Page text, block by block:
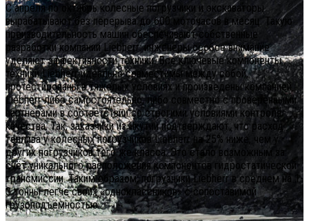
С апреля по октябрь колесные погрузчики и экскаваторы
вырабатывают без перерыва до 600 моточасов в месяц. Такую
производительность машин обеспечивают собственные
разработки компании Liebherr: инженеры особое внимание
уделяют эффективности техники. Все ключевые компоненты
техники Liebherr идеально совместимы между собой,
протестированы в тяжелых условиях и произведены компанией
Liebherr либо самостоятельно, либо совместно с проверенными
партнерами в соответствии со строгими условиями контроля
качества. Так, заказчики из Якутии подтверждают, что расход
топлива у колесных погрузчиков Liebherr на 25% ниже, чем у
других погрузчиков того же класса. Это стало возможным за
счёт уникального расположения компонентов гидростатической
трансмиссии. Таким образом, погрузчики Liebherr в среднем на 1-
3 тонны легче своих «одноклассников» с сопоставимой
грузоподъёмностью.